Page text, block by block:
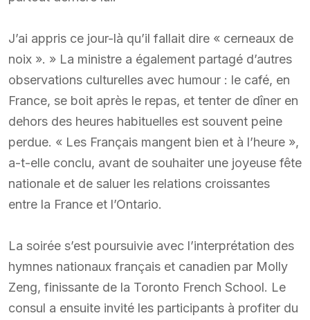
J’ai appris ce jour-là qu’il fallait dire « cerneaux de
noix ». » La ministre a également partagé d’autres
observations culturelles avec humour : le café, en
France, se boit après le repas, et tenter de dîner en
dehors des heures habituelles est souvent peine
perdue. « Les Français mangent bien et à l’heure »,
a-t-elle conclu, avant de souhaiter une joyeuse fête
nationale et de saluer les relations croissantes
entre la France et l’Ontario.
La soirée s’est poursuivie avec l’interprétation des
hymnes nationaux français et canadien par Molly
Zeng, finissante de la Toronto French School. Le
consul a ensuite invité les participants à profiter du